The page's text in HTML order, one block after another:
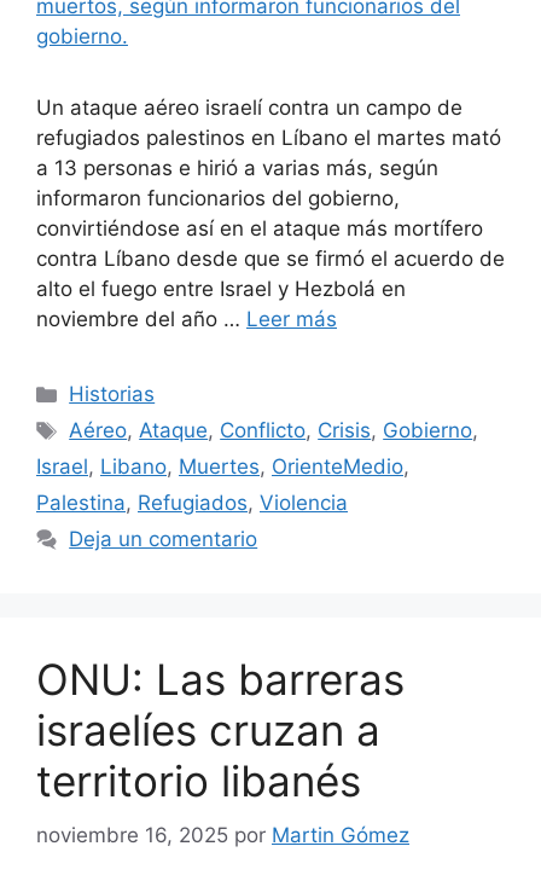
Un ataque aéreo israelí contra un campo de
refugiados palestinos en Líbano el martes mató
a 13 personas e hirió a varias más, según
informaron funcionarios del gobierno,
convirtiéndose así en el ataque más mortífero
contra Líbano desde que se firmó el acuerdo de
alto el fuego entre Israel y Hezbolá en
noviembre del año … Leer más
Categorías
Historias
Etiquetas
Aéreo,Ataque, Conflicto, Crisis, Gobierno,
Israel, Libano, Muertes, OrienteMedio,
Palestina, Refugiados, Violencia
Deja un comentario
ONU: Las barreras
israelíes cruzan a
territorio libanés
noviembre 16, 2025 por Martin Gómez